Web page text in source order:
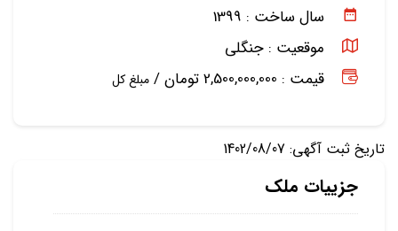
سال ساخت : 1399
موقعیت : جنگلی
قیمت : 2,500,000,000 تومان /
مبلغ کل
تاریخ ثبت آگهی: 1402/08/07
جزییات ملک